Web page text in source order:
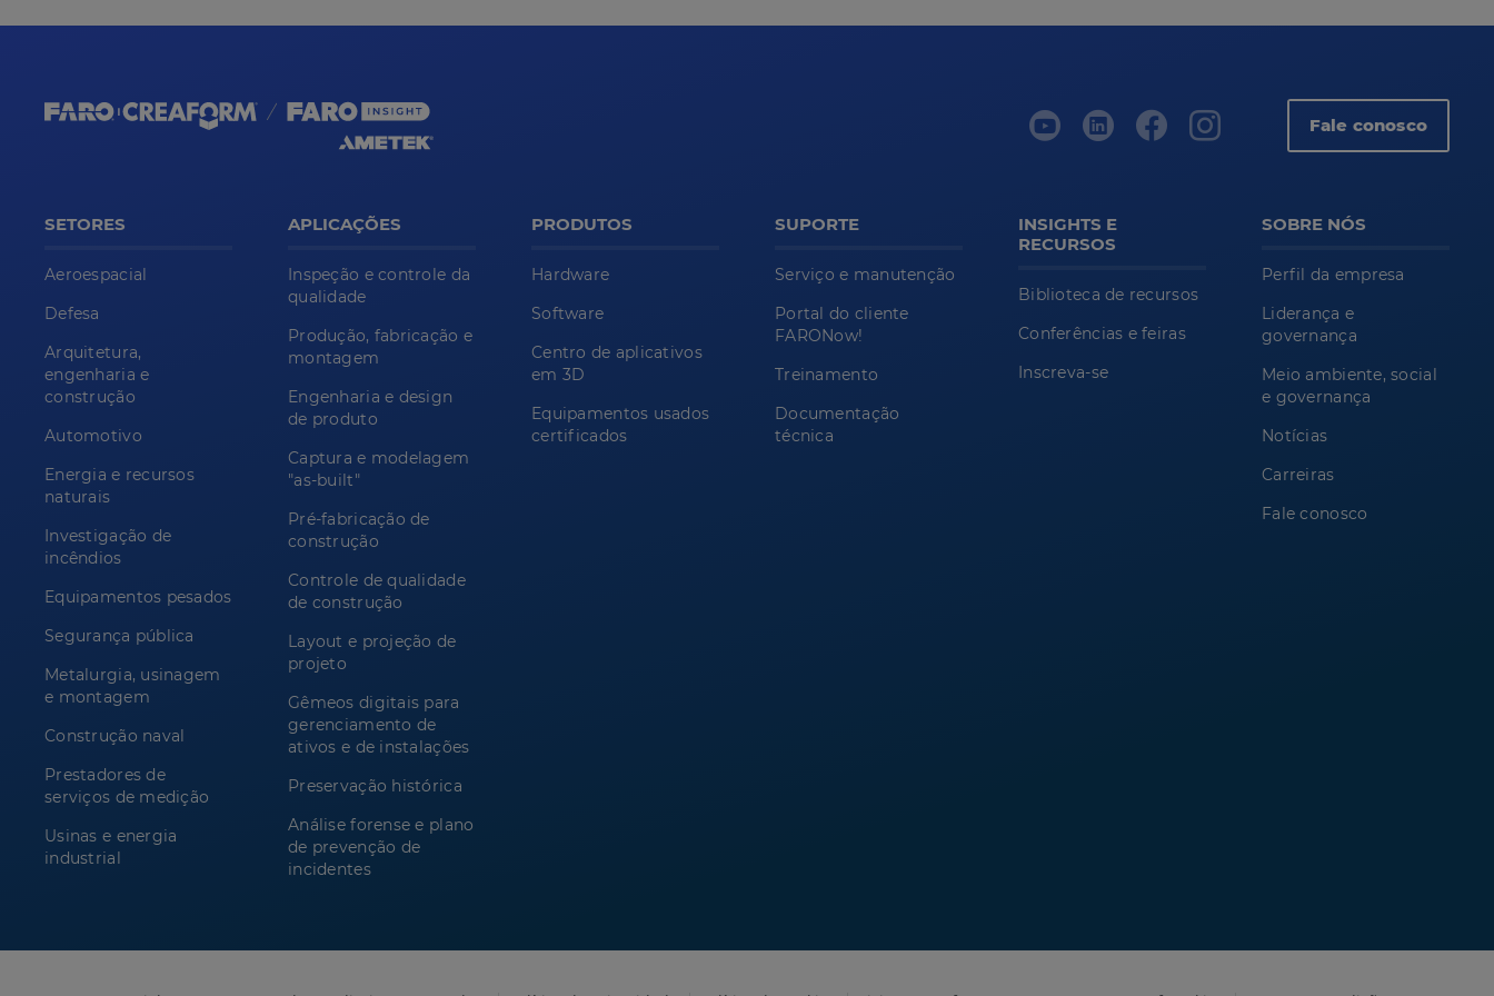
Fale conosco
SETORES
Aeroespacial
Defesa
Arquitetura,
engenharia e
construção
Automotivo
Energia e recursos
naturais
Investigação de
incêndios
Equipamentos pesados
Segurança pública
Metalurgia, usinagem
e montagem
Construção naval
Prestadores de
serviços de medição
Usinas e energia
industrial
APLICAÇÕES
Inspeção e controle da
qualidade
Produção, fabricação e
montagem
Engenharia e design
de produto
Captura e modelagem
"as-built"
Pré-fabricação de
construção
Controle de qualidade
de construção
Layout e projeção de
projeto
Gêmeos digitais para
gerenciamento de
ativos e de instalações
Preservação histórica
Análise forense e plano
de prevenção de
incidentes
PRODUTOS
Hardware
Software
Centro de aplicativos
em 3D
Equipamentos usados
certificados
SUPORTE
Serviço e manutenção
Portal do cliente
FARONow!
Treinamento
Documentação
técnica
INSIGHTS E
RECURSOS
Biblioteca de recursos
Conferências e feiras
Inscreva-se
SOBRE NÓS
Perfil da empresa
Liderança e
governança
Meio ambiente, social
e governança
Notícias
Carreiras
Fale conosco